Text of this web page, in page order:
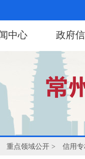
中心 政府
重点领域公开 > 信用